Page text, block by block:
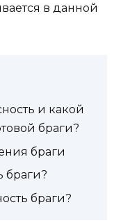
в данной
и какой
браги?
браги
браги?
браги?